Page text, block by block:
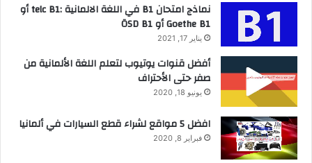
نماذج امتحان B1 في اللغة الالمانية :telc B1 أو
Goethe B1 أو ÖSD B1
يناير 17, 2021
أفضل قنوات يوتيوب لتعلم اللغة الألمانية من
صفر حتى الأحتراف
يونيو 18, 2020
افضل 5 مواقع لشراء قطع السيارات في ألمانيا
فبراير 8, 2020